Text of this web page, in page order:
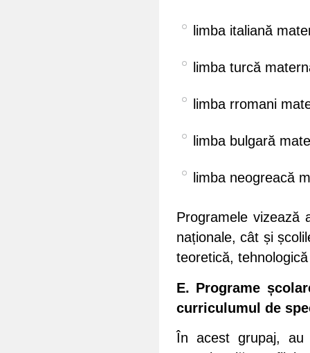
limba italiană
limba turcă
limba rromani
limba bulgară
limba neogreacă
Programele vizează
naționale, cât și
teoretică,
E. Programe
curriculumul de
În acest grupaj,